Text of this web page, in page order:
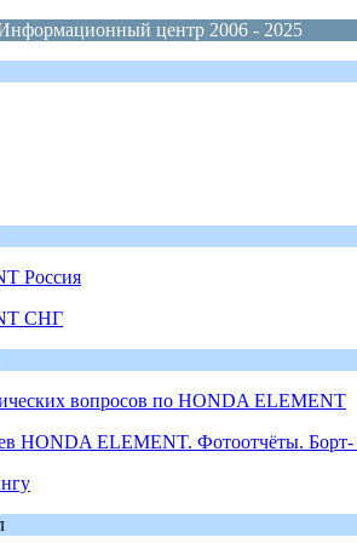
центр 2006 - 2025
Россия
СНГ
вопросов по HONDA ELEMENT
HONDA ELEMENT. Фотоотчёты. Борт-